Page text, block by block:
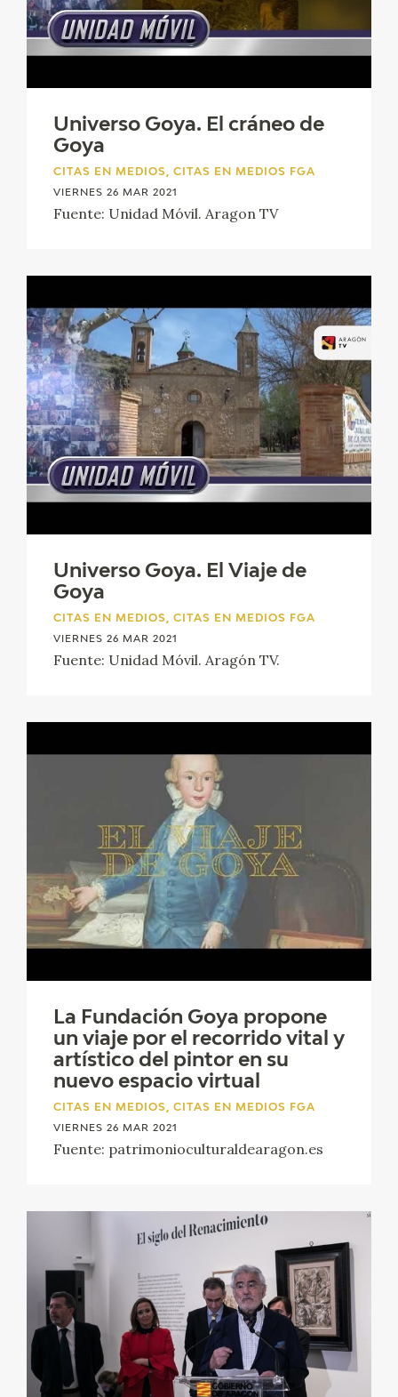
Universo Goya. El cráneo de
Goya
CITAS EN MEDIOS, CITAS EN MEDIOS FGA
VIERNES 26 MAR 2021
Fuente: Unidad Móvil. Aragon TV
Universo Goya. El Viaje de
Goya
CITAS EN MEDIOS, CITAS EN MEDIOS FGA
VIERNES 26 MAR 2021
Fuente: Unidad Móvil. Aragón TV.
La Fundación Goya propone
un viaje por el recorrido vital y
artístico del pintor en su
nuevo espacio virtual
CITAS EN MEDIOS, CITAS EN MEDIOS FGA
VIERNES 26 MAR 2021
Fuente: patrimonioculturaldearagon.es